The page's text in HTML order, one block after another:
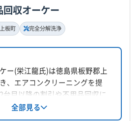
丁目81-229
阿波市 吉野川市
鳴門市 勝浦郡勝浦町
勝浦郡上勝町
回収オーケー
板町 完全分解洗浄
ー(栄江龍氏)は徳島県板野郡上
、エアコンクリーニングを提
台目以降の割引や不用品回収に
外や対応地域外も相談可能で
養生を心がけ、生活が快適に
全部見る